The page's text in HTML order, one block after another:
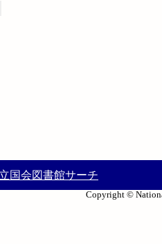
国会図書館サーチ
Copyright ©